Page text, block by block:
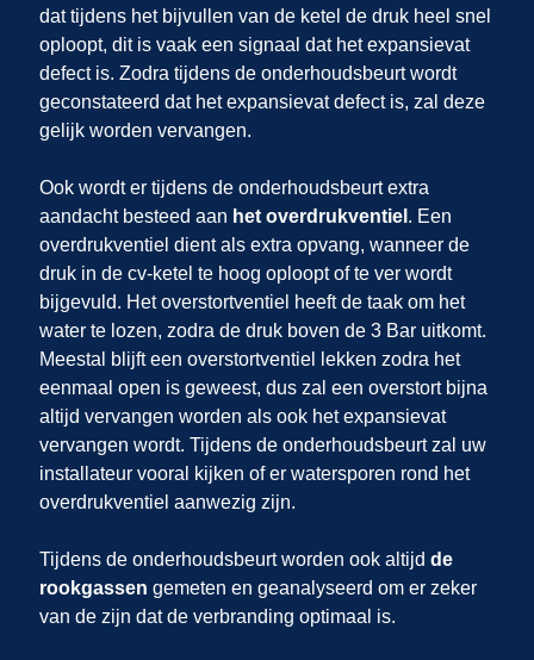
dat tijdens het bijvullen van de ketel de druk heel snel
oploopt, dit is vaak een signaal dat het expansievat
defect is. Zodra tijdens de onderhoudsbeurt wordt
geconstateerd dat het expansievat defect is, zal deze
gelijk worden vervangen.
Ook wordt er tijdens de onderhoudsbeurt extra
aandacht besteed aan het overdrukventiel . Een
overdrukventiel dient als extra opvang, wanneer de
druk in de cv-ketel te hoog oploopt of te ver wordt
bijgevuld. Het overstortventiel heeft de taak om het
water te lozen, zodra de druk boven de 3 Bar uitkomt.
Meestal blijft een overstortventiel lekken zodra het
eenmaal open is geweest, dus zal een overstort bijna
altijd vervangen worden als ook het expansievat
vervangen wordt. Tijdens de onderhoudsbeurt zal uw
installateur vooral kijken of er watersporen rond het
overdrukventiel aanwezig zijn.
Tijdens de onderhoudsbeurt worden ook altijd de
rookgassen gemeten en geanalyseerd om er zeker
van de zijn dat de verbranding optimaal is.